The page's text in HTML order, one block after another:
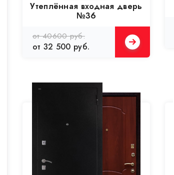
Утеплённая входная дверь
№36
от 40600 руб.
от 32 500 руб.